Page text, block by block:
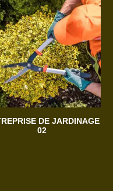
DE JARDINAGE
02